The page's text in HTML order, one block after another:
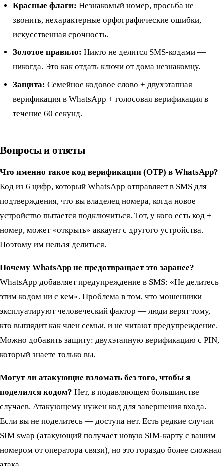
Красные флаги: Незнакомый номер, просьба не
звонить, нехарактерные орфографические ошибки,
искусственная срочность.
Золотое правило: Никто не делится SMS-кодами —
никогда. Это как отдать ключи от дома незнакомцу.
Защита: Семейное кодовое слово + двухэтапная
верификация в WhatsApp + голосовая верификация в
течение 60 секунд.
Вопросы и ответы
Что именно такое код верификации (OTP) в WhatsApp?
Код из 6 цифр, который WhatsApp отправляет в SMS для
подтверждения, что вы владелец номера, когда новое
устройство пытается подключиться. Тот, у кого есть код +
номер, может «открыть» аккаунт с другого устройства.
Поэтому им нельзя делиться.
Почему WhatsApp не предотвращает это заранее?
WhatsApp добавляет предупреждение в SMS: «Не делитесь
этим кодом ни с кем». Проблема в том, что мошенники
эксплуатируют человеческий фактор — люди верят тому,
кто выглядит как член семьи, и не читают предупреждение.
Можно добавить защиту: двухэтапную верификацию с PIN,
который знаете только вы.
Могут ли атакующие взломать без того, чтобы я
поделился кодом? Нет, в подавляющем большинстве
случаев. Атакующему нужен код для завершения входа.
Если вы не поделитесь — доступа нет. Есть редкие случаи
SIM swap (атакующий получает новую SIM-карту с вашим
номером от оператора связи), но это гораздо более сложная